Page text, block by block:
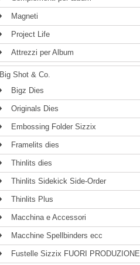
Magneti
Project Life
Attrezzi per Album
Big Shot & Co.
Bigz Dies
Originals Dies
Embossing Folder Sizzix
Framelits dies
Thinlits dies
Thinlits Sidekick Side-Order
Thinlits Plus
Macchina e Accessori
Macchine Spellbinders ecc
Fustelle Sizzix FUORI PRODUZIONE